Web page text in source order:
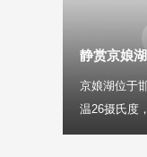
静赏京娘湖
京娘湖位于
温26摄氏度